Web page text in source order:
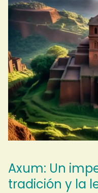
Axum: Un
tradición y la